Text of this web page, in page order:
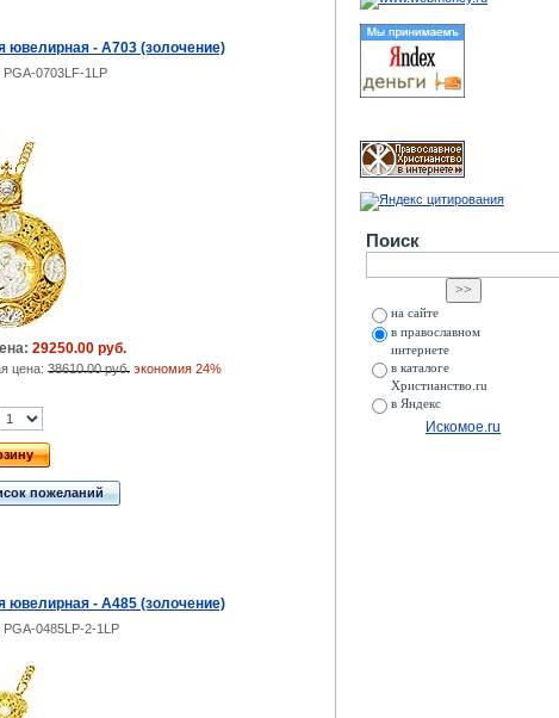
ювелирная - А703 (золочение)
PGA-0703LF-1LP
29250.00 руб.
цена: 38610.00 руб. экономия 24%
пожеланий
ювелирная - А485 (золочение)
PGA-0485LP-2-1LP
Поиск
на сайте
в православном
интернете
в каталоге
Христианство.ru
в Яндекс
Искомое.ru